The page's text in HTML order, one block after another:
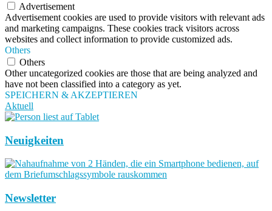
Advertisement
Advertisement cookies are used to provide visitors with relevant ads
and marketing campaigns. These cookies track visitors across
websites and collect information to provide customized ads.
Others
Others
Other uncategorized cookies are those that are being analyzed and
have not been classified into a category as yet.
SPEICHERN & AKZEPTIEREN
Aktuell
Neuigkeiten
Newsletter